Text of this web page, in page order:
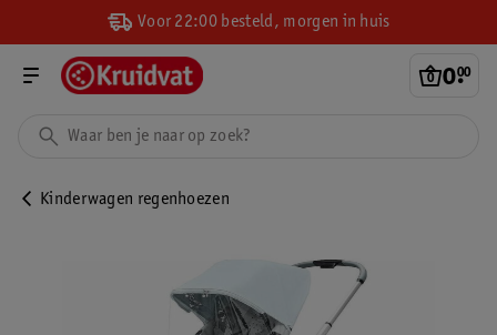
Voor 22:00 besteld, morgen in huis
0.
00
Kinderwagen regenhoezen